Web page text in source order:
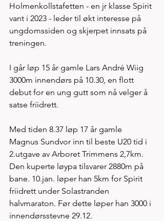
Holmenkollstafetten - en jr klasse Spirit
vant i 2023 - leder til økt interesse på
ungdomssiden og skjerpet innsats på
treningen.
I går løp 15 år gamle Lars André Wiig
3000m innendørs på 10.30, en flott
debut for en ung gutt som nå velger å
satse friidrett.
Med tiden 8.37 løp 17 år gamle
Magnus Sundvor inn til beste U20 tid i
2.utgave av Arboret Trimmens 2,7km.
Den kuperte løypa tilsvarer 2880m på
bane. 10.jan. løper han 5km for Spirit
friidrett under Solastranden
halvmaraton. Før dette løper han 3000 i
innendørsstevne 29.12.